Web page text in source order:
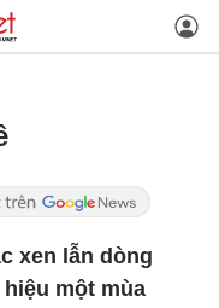
xen lẫn dòng
một mùa